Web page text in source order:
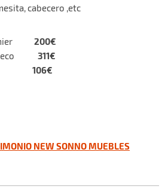
cabecero ,etc
200€
311€
106€